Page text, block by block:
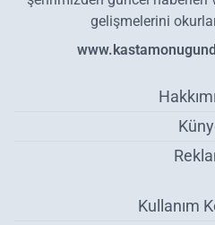
gelişmelerini
Kullanım